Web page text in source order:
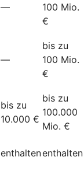
—
100 Mio.
€
—
bis zu
100 Mio.
€
bis zu
10.000 €
bis zu
100.000
Mio. €
enthaltenenthalten